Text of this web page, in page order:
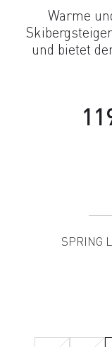
Warme
und bietet
SPRING